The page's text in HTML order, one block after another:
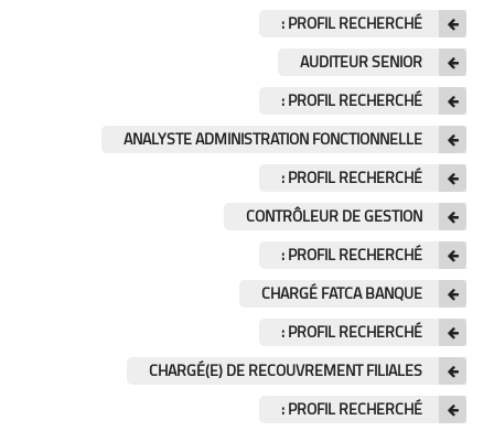
PROFIL RECHERCHÉ :
AUDITEUR SENIOR
PROFIL RECHERCHÉ :
ANALYSTE ADMINISTRATION FONCTIONNELLE
PROFIL RECHERCHÉ :
CONTRÔLEUR DE GESTION
PROFIL RECHERCHÉ :
CHARGÉ FATCA BANQUE
PROFIL RECHERCHÉ :
CHARGÉ(E) DE RECOUVREMENT FILIALES
PROFIL RECHERCHÉ :